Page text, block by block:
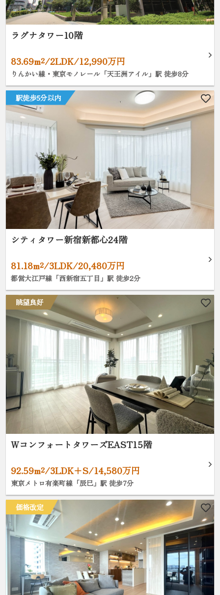
ラグナタワー10階
83.69m²/2LDK/12,990万円
りんかい線・東京モノレール「天王洲アイル」駅 徒歩8分
駅徒歩5分以内
シティタワー新宿新都心24階
81.18m²/3LDK/20,480万円
都営大江戸線「西新宿五丁目」駅 徒歩2分
眺望良好
WコンフォートタワーズEAST15階
92.59m²/3LDK+S/14,580万円
東京メトロ有楽町線「辰巳」駅 徒歩7分
価格改定